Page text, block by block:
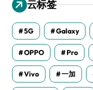
云标签
5G Galaxy
OPPO Pro
Vivo 一加